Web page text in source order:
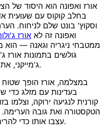
אורז ואפונה הוא היסוד של
בחלב קוקוס עם שעועית
וסקוץ' בונט שלם לניחוח.
ואפונה זה לא אורז
ממטבחי ניגריה וגאנה —
גולשים בתמונות
ג'מייקני, אתם מסתכלים על הצלחת הלא נכונה.
במצלמה, אורז הופך שטוח
בעדינות עם מזלג כדי
הטקסטורה ואת גובה
עצבו אותו כדי להרים את הגיבור, לא לגנוב את ההצגה.